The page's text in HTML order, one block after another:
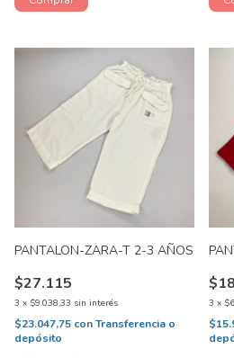
PANTALON-ZARA-T 2-3 AÑOS
$27.115
3 x $9.038,33 sin interés
$23.047,75 conTransferencia o
depósito
3 x